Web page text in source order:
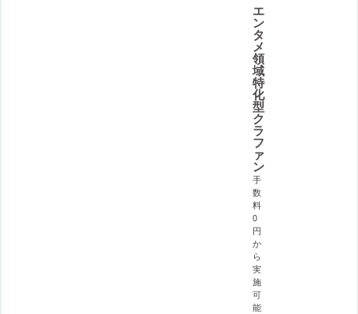
エ
ン
タ
メ
領
域
特
化
型
ク
ラ
フ
ァ
ン
手
数
料
0
円
か
ら
実
施
可
能